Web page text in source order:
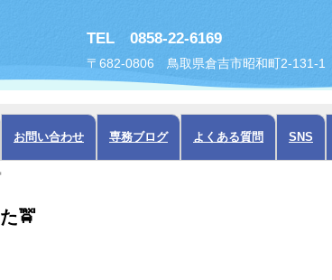
TEL 0858-22-6169
〒682-0806 鳥取県倉吉市昭和町2-131-1
お問い合わせ 専務ブログ よくある質問 SNS
🚖